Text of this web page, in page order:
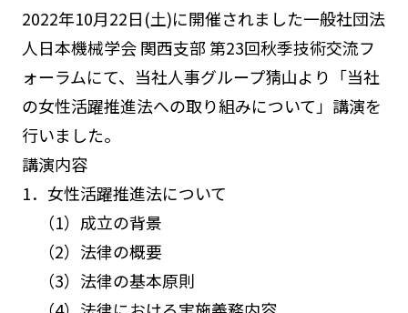
2022年10月22日(土)に開催されました一般社団法
人日本機械学会 関西支部 第23回秋季技術交流フ
ォーラムにて、当社人事グループ猜山より「当社
の女性活躍推進法への取り組みについて」講演を
行いました。
講演内容
1．女性活躍推進法について
（1）成立の背景
（2）法律の概要
（3）法律の基本原則